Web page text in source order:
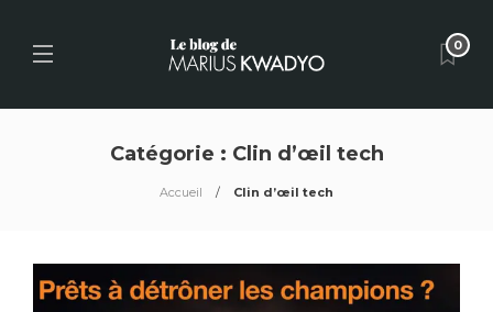
0
Catégorie : Clin d’œil tech
Accueil Clin d’œil tech